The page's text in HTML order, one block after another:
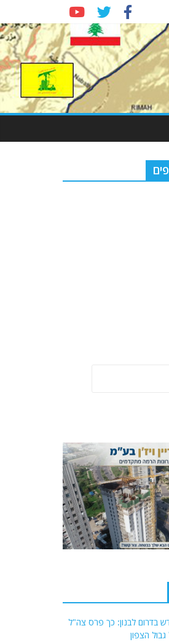
לבנון: כך פרס צה"ל
הצפון